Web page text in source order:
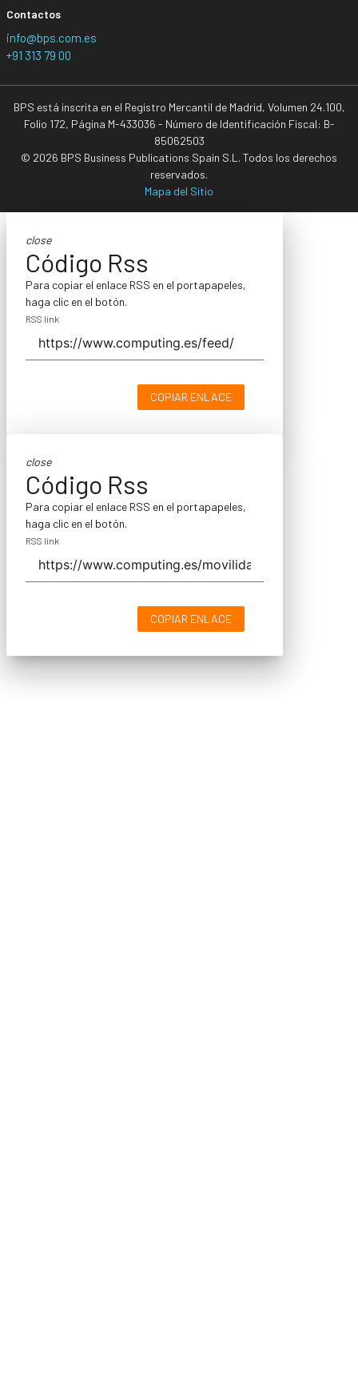
Contactos
info@bps.com.es
+91 313 79 00
BPS está inscrita en el Registro Mercantil de Madrid, Volumen 24.100,
Folio 172, Página M-433036 - Número de Identificación Fiscal: B-
85062503
© 2026 BPS Business Publications Spain S.L. Todos los derechos
reservados.
Mapa del Sitio
close
Código Rss
Para copiar el enlace RSS en el portapapeles,
haga clic en el botón.
RSS link
COPIAR ENLACE
close
Código Rss
Para copiar el enlace RSS en el portapapeles,
haga clic en el botón.
RSS link
COPIAR ENLACE